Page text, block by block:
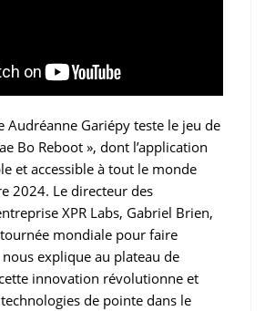
Audréanne Gariépy teste le jeu de
Bo Reboot », dont l’application
et accessible à tout le monde
2024. Le directeur des
XPR Labs, Gabriel Brien,
mondiale pour faire
explique au plateau de
innovation révolutionne et
de pointe dans le